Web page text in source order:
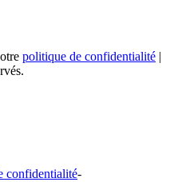
politique de confidentialité |
confidentialité-